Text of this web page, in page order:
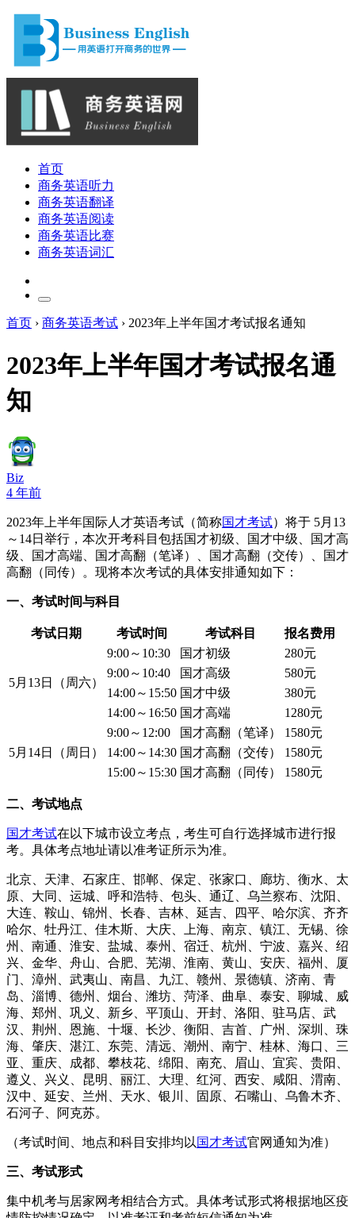
首页
商务英语听力
商务英语翻译
商务英语阅读
商务英语比赛
商务英语词汇
首页 › 商务英语考试 › 2023年上半年国才考试报名通知
2023年上半年国才考试报名通
知
Biz
4 年前
2023年上半年国际人才英语考试（简称国才考试）将于 5月13
～14日举行，本次开考科目包括国才初级、国才中级、国才高
级、国才高端、国才高翻（笔译）、国才高翻（交传）、国才
高翻（同传）。现将本次考试的具体安排通知如下：
一、考试时间与科目
考试日期 考试时间 考试科目 报名费用
5月13日（周六）
9:00～10:30 国才初级
280元
9:00～10:40
国才高级
580元
14:00～15:50 国才中级
380元
14:00～16:50 国才高端 1280元
5月14日（周日）
9:00～12:00 国才高翻（笔译）
1580元
14:00～14:30 国才高翻（交传）
1580元
15:00～15:30 国才高翻（同传） 1580元
二、考试地点
国才考试在以下城市设立考点，考生可自行选择城市进行报
考。具体考点地址请以准考证所示为准。
北京、天津、石家庄、邯郸、保定、张家口、廊坊、衡水、太
原、大同、运城、呼和浩特、包头、通辽、乌兰察布、沈阳、
大连、鞍山、锦州、长春、吉林、延吉、四平、哈尔滨、齐齐
哈尔、牡丹江、佳木斯、大庆、上海、南京、镇江、无锡、徐
州、南通、淮安、盐城、泰州、宿迁、杭州、宁波、嘉兴、绍
兴、金华、舟山、合肥、芜湖、淮南、黄山、安庆、福州、厦
门、漳州、武夷山、南昌、九江、赣州、景德镇、济南、青
岛、淄博、德州、烟台、潍坊、菏泽、曲阜、泰安、聊城、威
海、郑州、巩义、新乡、平顶山、开封、洛阳、驻马店、武
汉、荆州、恩施、十堰、长沙、衡阳、吉首、广州、深圳、珠
海、肇庆、湛江、东莞、清远、潮州、南宁、桂林、海口、三
亚、重庆、成都、攀枝花、绵阳、南充、眉山、宜宾、贵阳、
遵义、兴义、昆明、丽江、大理、红河、西安、咸阳、渭南、
汉中、延安、兰州、天水、银川、固原、石嘴山、乌鲁木齐、
石河子、阿克苏。
（考试时间、地点和科目安排均以 国才考试官网通知为准）
三、考试形式
集中机考与居家网考相结合方式。具体考试形式将根据地区疫